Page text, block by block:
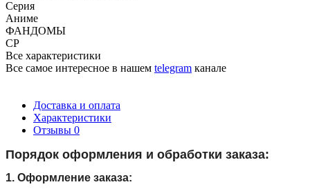
Серия
Аниме
ФАНДОМЫ
СР
Все характеристики
Все самое интересное в нашем telegram канале
Доставка и оплата
Характеристики
Отзывы 0
Порядок оформления и обработки заказа:
1. Оформление заказа: